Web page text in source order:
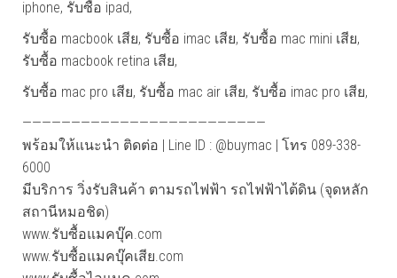
iphone, รับซื้อ ipad,
รับซื้อ macbook เสีย, รับซื้อ imac เสีย, รับซื้อ mac mini เสีย,
รับซื้อ macbook retina เสีย,
รับซื้อ mac pro เสีย, รับซื้อ mac air เสีย, รับซื้อ imac pro เสีย,
—————————————————————————
พร้อมให้แนะนำ ติดต่อ | Line ID : @buymac | โทร 089-338-
6000
มีบริการ วิ่งรับสินค้า ตามรถไฟฟ้า รถไฟฟ้าไต้ดิน (จุดหลัก
สถานีหมอชิด)
www.รับซื้อแมคบุ๊ค.com
www.รับซื้อแมคบุ๊คเสีย.com